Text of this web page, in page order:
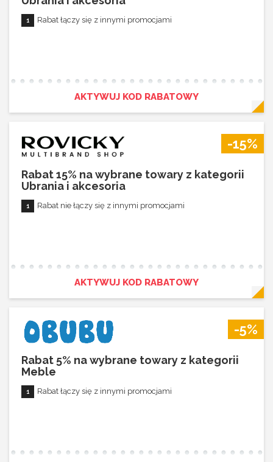
Rabat łączy się z innymi promocjami
AKTYWUJ KOD RABATOWY
-15%
Rabat 15% na wybrane towary z kategorii
Ubrania i akcesoria
Rabat nie łączy się z innymi promocjami
AKTYWUJ KOD RABATOWY
-5%
Rabat 5% na wybrane towary z kategorii
Meble
Rabat łączy się z innymi promocjami